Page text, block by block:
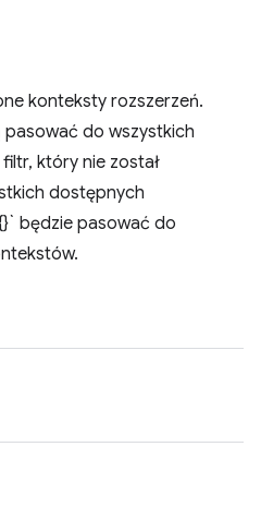
konteksty rozszerzeń.
pasować do wszystkich
który nie został
dostępnych
będzie pasować do